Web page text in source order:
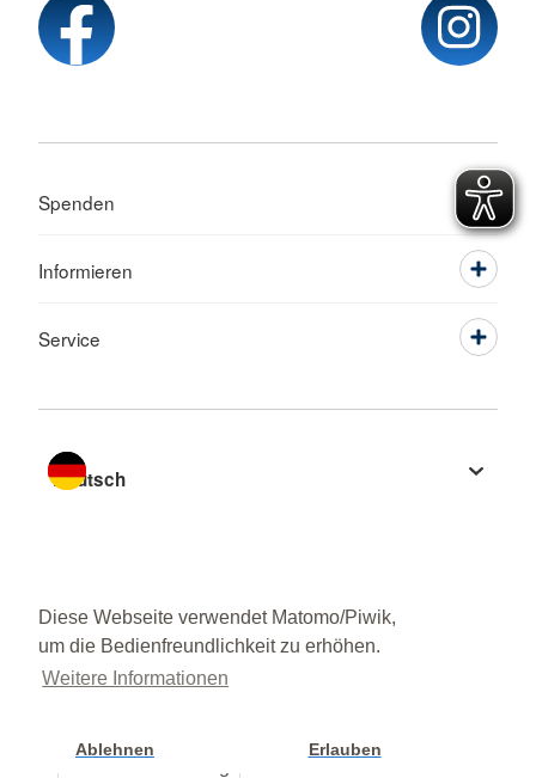
Diese Webseite verwendet Matomo/Piwik,
um die Bedienfreundlichkeit zu erhöhen.
Weitere Informationen
Ablehnen Erlauben
Spenden
Informieren
Service
Sprache wechseln zu